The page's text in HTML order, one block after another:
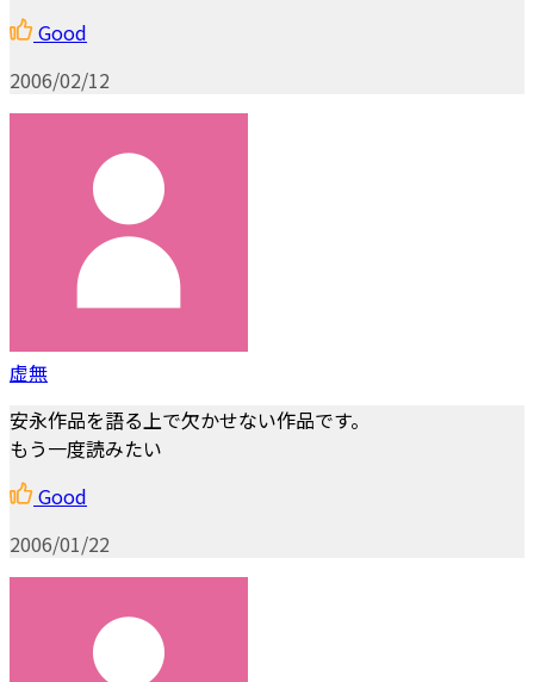
Good
2006/02/12
虚無
安永作品を語る上で欠かせない作品です。
もう一度読みたい
Good
2006/01/22